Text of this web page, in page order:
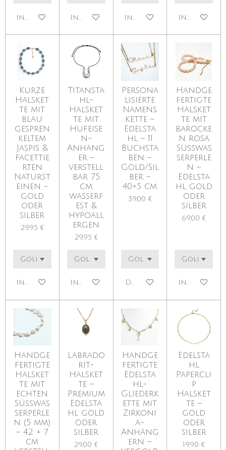
In den WarenkorbIn den WarenkorbIn den WarenkorbIn den
Kurze
Halsket
te mit
blau
gespren
keltem
Jaspis &
facettie
rten
Naturst
einen -
gold
oder
silber
29,95 €
In den Warenkorb
Titansta
hl-
Halsket
te mit
Hufeise
n-
Anhäng
er –
verstell
bar 75
cm,
wasserf
est &
hypoall
ergen
29,95 €
In den Warenkorb
Persona
lisierte
Namens
kette –
Edelsta
hl – 11
Buchsta
ben –
Gold/Sil
ber –
40+5 cm
39,00 €
Details anzeigen
Handge
fertigte
Halsket
te mit
barocke
n rosa
Süßwas
serperle
n –
Edelsta
hl gold
oder
silber
69,00 €
In den
Handge
fertigte
Halsket
te mit
echten
Süßwas
serperle
n (5 mm)
– 42 + 7
cm
Labrado
rit-
Halsket
te –
Premium
Edelsta
hl gold
oder
silber
29,00 €
Handge
fertigte
Edelsta
hl-
Gliederk
ette mit
Zirkoni
a-
Anhäng
ern –
Edelsta
hl
Papercli
p
Halsket
te –
gold
oder
silber
19,90 €